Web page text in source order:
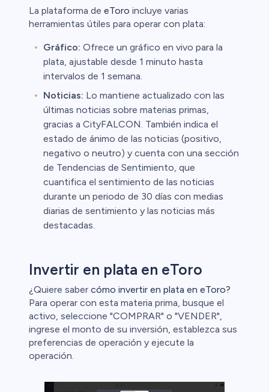
La plataforma de eToro incluye varias
herramientas útiles para operar con plata:
Gráfico: Ofrece un gráfico en vivo para la
plata, ajustable desde 1 minuto hasta
intervalos de 1 semana.
Noticias: Lo mantiene actualizado con las
últimas noticias sobre materias primas,
gracias a CityFALCON. También indica el
estado de ánimo de las noticias (positivo,
negativo o neutro) y cuenta con una sección
de Tendencias de Sentimiento, que
cuantifica el sentimiento de las noticias
durante un periodo de 30 días con medias
diarias de sentimiento y las noticias más
destacadas.
Invertir en plata en eToro
¿Quiere saber cómo invertir en plata en eToro?
Para operar con esta materia prima, busque el
activo, seleccione "COMPRAR" o "VENDER",
ingrese el monto de su inversión, establezca sus
preferencias de operación y ejecute la
operación.